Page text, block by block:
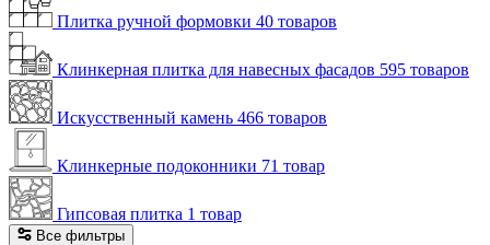
Плитка ручной формовки 40 товаров
Клинкерная плитка для навесных фасадов 595 товаров
Искусственный камень 466 товаров
Клинкерные подоконники 71 товар
Гипсовая плитка 1 товар
Все фильтры